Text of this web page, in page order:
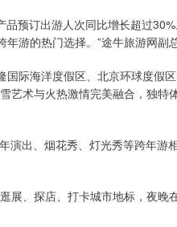
预订出游人次同比增长超过
游的热门选择。”途牛旅游网副
际海洋度假区、北京环球度假
艺术与火热激情完美融合，独特
演出、烟花秀、灯光秀等跨年游
、探店、打卡城市地标，夜晚